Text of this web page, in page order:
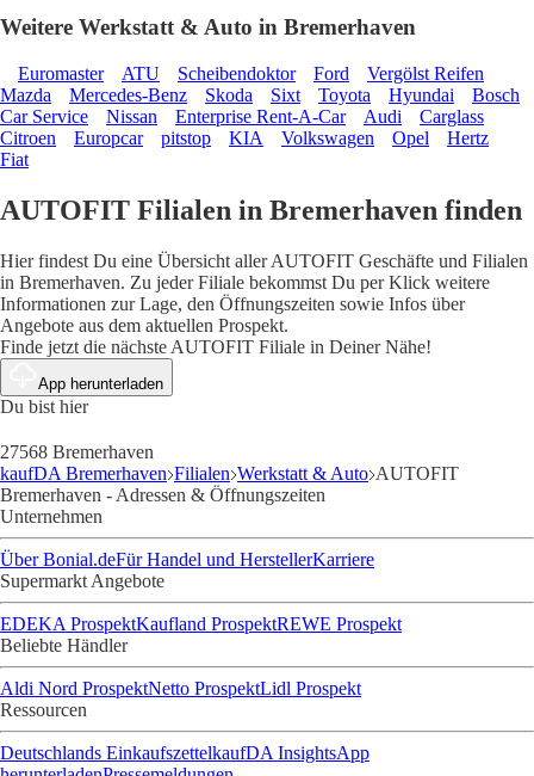
Weitere Werkstatt & Auto in Bremerhaven
Euromaster ATU Scheibendoktor Ford
Vergölst Reifen
Mazda
Mercedes-Benz Skoda Sixt Toyota Hyundai
Bosch
Car Service
Nissan Enterprise Rent-A-Car Audi
Carglass
Citroen
Europcar pitstop KIA Volkswagen Opel
Hertz
Fiat
AUTOFIT Filialen in Bremerhaven finden
Hier findest Du eine Übersicht aller AUTOFIT Geschäfte und Filialen
in Bremerhaven. Zu jeder Filiale bekommst Du per Klick weitere
Informationen zur Lage, den Öffnungszeiten sowie Infos über
Angebote aus dem aktuellen Prospekt.
Finde jetzt die nächste AUTOFIT Filiale in Deiner Nähe!
App herunterladen
Du bist hier
27568 Bremerhaven
kaufDA Bremerhaven Filialen Werkstatt & Auto AUTOFIT
Bremerhaven - Adressen & Öffnungszeiten
Unternehmen
Über Bonial.deFür Handel und HerstellerKarriere
Supermarkt Angebote
EDEKA ProspektKaufland ProspektREWE Prospekt
Beliebte Händler
Aldi Nord ProspektNetto ProspektLidl Prospekt
Ressourcen
Deutschlands EinkaufszettelkaufDA InsightsApp